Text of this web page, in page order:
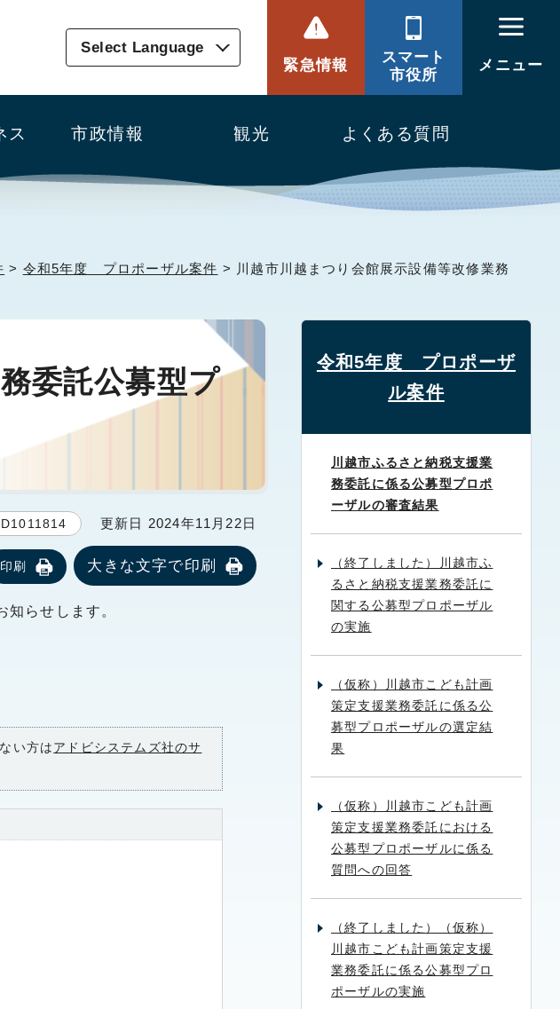
Select Language
緊急情報
スマート
市役所
メニュー
ス 市政情報 観光 よくある質問
> 令和5年度 プロポーザル案件 > 川越市川越まつり会館展示設備等改修業務
委託公募型プ
更新日 2024年11月22日
印刷 大きな文字で印刷
らせします。
い方はアドビシステムズ社のサ
令和5年度 プロポーザ
ル案件
川越市ふるさと納税支援業
務委託に係る公募型プロポ
ーザルの審査結果
（終了しました）川越市ふ
るさと納税支援業務委託に
関する公募型プロポーザル
の実施
（仮称）川越市こども計画
策定支援業務委託に係る公
募型プロポーザルの選定結
果
（仮称）川越市こども計画
策定支援業務委託における
公募型プロポーザルに係る
質問への回答
（終了しました）（仮称）
川越市こども計画策定支援
業務委託に係る公募型プロ
ポーザルの実施